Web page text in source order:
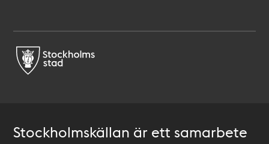
Stockholmskällan är ett samarbete